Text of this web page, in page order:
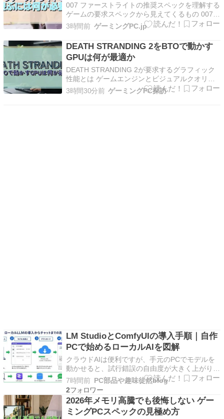
007 ファーストライトの推奨スペックを理解する
ゲームの要求スペックから見えてくるもの 007
ファーストライトを4Kで快適にプレイするに
は、まずゲームが要求するスペックを正確に把握
する必要があります。 このタイトルは最新のグ
ラフィックエンジンを採用しており、特にレイト
レーシン…
3時間前 ゲーミングPC.jp
DEATH STRANDING 2をBTOで動かす
GPUは何が最適か
DEATH STRANDING 2が要求するグラフィック
性能とは ゲームエンジンとビジュアルクオリテ
ィの話 DEATH STRANDING 2: ON THE BEACH
は、小島秀夫監督が率いるKojima Productionsが
3時間30分前 ゲーミングPC探訪
LM StudioとComfyUIの導入手順｜自作
PCで始めるローカルAIを図解
クラウドAIは便利ですが、手元のPCでモデルを
動かせると、試行錯誤の自由度が大きく上がりま
す。この記事では、文章生成の入口になるLM
Studioと、画像生成のワークフローを組める
ComfyUIを、Windowsの自作PCへ導入する手順
を整理します。対象は、まずローカルAIを触っ…
7時間前 PC部品や趣味徒然blog
2
2026年メモリ高騰でも後悔しない ゲー
ミングPCスペックの見極め方